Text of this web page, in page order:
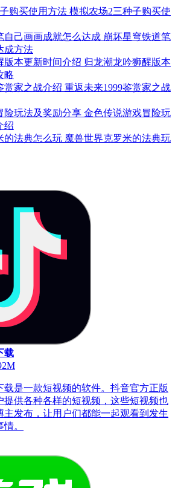
购买使用方法 模拟农场2三种子购买使
自己画画成就怎么达成 崩坏星穹铁道笔
成方法
版本更新时间介绍 归龙潮龙吟狮醒版本
略
赏家之战介绍 重返未来1999鉴赏家之战
险玩法及奖励分享 金色传说游戏冒险玩
绍
的法典怎么玩 魔兽世界克罗米的法典玩
载
载是一款短视频的软件。抖音官方正版
提供各种各样的短视频，这些短视频也
主发布，让用户们都能一起观看到发生
。